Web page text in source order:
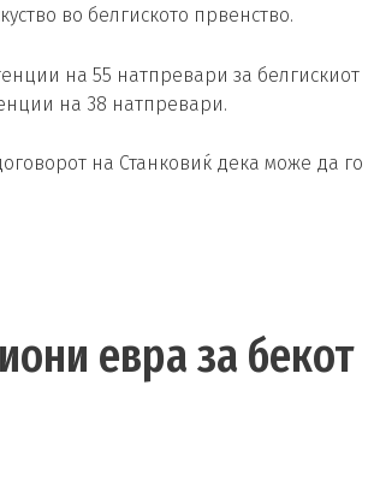
во белгиското првенство.
на 55 натпревари за белгискиот
на 38 натпревари.
на Станковиќ дека може да го
евра за бекот